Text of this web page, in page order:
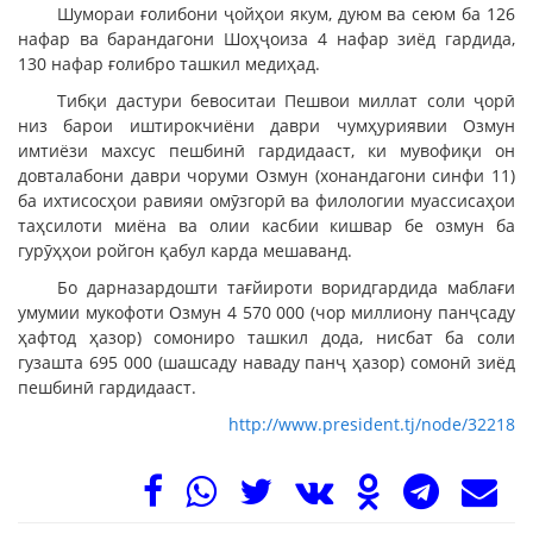
Шумораи ғолибони ҷойҳои якум, дуюм ва сеюм ба 126
нафар ва барандагони Шоҳҷоиза 4 нафар зиёд гардида,
130 нафар ғолибро ташкил медиҳад.
Тибқи дастури бевоситаи Пешвои миллат соли ҷорӣ
низ барои иштирокчиёни даври чумҳуриявии Озмун
имтиёзи махсус пешбинӣ гардидааст, ки мувофиқи он
довталабони даври чоруми Озмун (хонандагони синфи 11)
ба ихтисосҳои равияи омӯзгорӣ ва филологии муассисаҳои
таҳсилоти миёна ва олии касбии кишвар бе озмун ба
гурӯҳҳои ройгон қабул карда мешаванд.
Бо дарназардошти тағйироти воридгардида маблағи
умумии мукофоти Озмун 4 570 000 (чор миллиону панҷсаду
ҳафтод ҳазор) сомониро ташкил дода, нисбат ба соли
гузашта 695 000 (шашсаду наваду панҷ ҳазор) сомонӣ зиёд
пешбинӣ гардидааст.
http://www.president.tj/node/32218